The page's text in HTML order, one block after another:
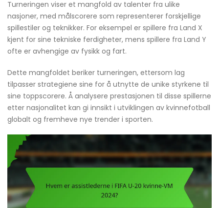
Turneringen viser et mangfold av talenter fra ulike
nasjoner, med målscorere som representerer forskjellige
spillestiler og teknikker. For eksempel er spillere fra Land X
kjent for sine tekniske ferdigheter, mens spillere fra Land Y
ofte er avhengige av fysikk og fart.
Dette mangfoldet beriker turneringen, ettersom lag
tilpasser strategiene sine for å utnytte de unike styrkene til
sine toppscorere. Å analysere prestasjonen til disse spillerne
etter nasjonalitet kan gi innsikt i utviklingen av kvinnefotball
globalt og fremheve nye trender i sporten.